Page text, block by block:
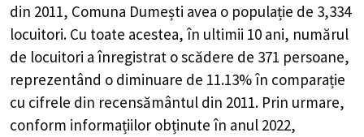
din 2011, Comuna Dumești avea o populație de 3,334
locuitori. Cu toate acestea, în ultimii 10 ani, numărul
de locuitori a înregistrat oscădere de 371 persoane,
reprezentând o diminuare de 11.13%în comparație
cu cifrele din recensământul din 2011. Prin urmare,
conform informațiilor obținute în anul 2022,